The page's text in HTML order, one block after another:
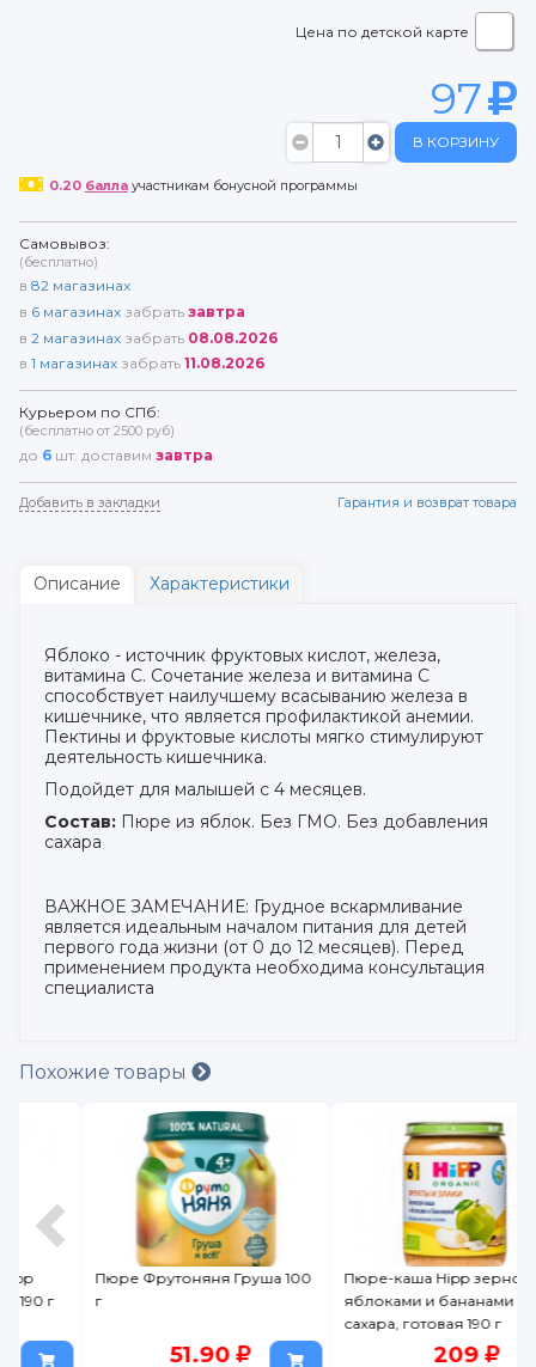
Цена по детской карте
97
В КОРЗИНУ
0.20 баллаучастникам бонусной программы
Самовывоз:
(бесплатно)
в 82 магазинах
в 6 магазинах забрать завтра
в 2 магазинах забрать 08.08.2026
в 1 магазинах забрать 11.08.2026
Курьером по СПб:
(бесплатно от 2500 руб)
до 6 шт. доставим завтра
Добавить в закладки Гарантия и возврат товара
Описание Характеристики
Яблоко - источник фруктовых кислот, железа,
витамина С. Сочетание железа и витамина С
способствует наилучшему всасыванию железа в
кишечнике, что является профилактикой анемии.
Пектины и фруктовые кислоты мягко стимулируют
деятельность кишечника.
Подойдет для малышей с 4 месяцев.
Состав: Пюре из яблок. Без ГМО. Без добавления
сахара
ВАЖНОЕ ЗАМЕЧАНИЕ: Грудное вскармливание
является идеальным началом питания для детей
первого года жизни (от 0 до 12 месяцев). Перед
применением продукта необходима консультация
специалиста
Похожие товары
Пюре Фрутоняня Груша 100
г
51.90
Пюре-каша Hipp зерновая с
яблоками и бананами без
сахара, готовая 190 г